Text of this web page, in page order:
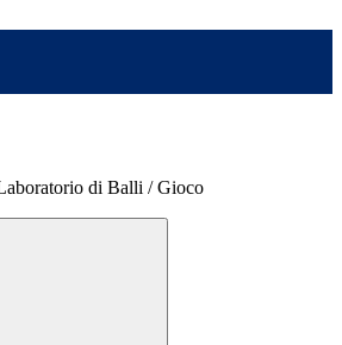
di Balli / Gioco